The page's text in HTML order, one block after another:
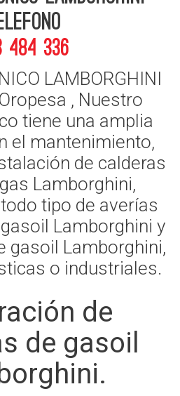
484 336
LAMBORGHINI
, Nuestro
tiene una amplia
el mantenimiento,
de calderas
Lamborghini,
tipo de averías
Lamborghini y
gasoil Lamborghini,
o industriales.
de
de gasoil